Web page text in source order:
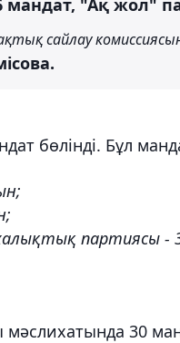
сайлау
бөлінді. Бұл
партиясы -
30